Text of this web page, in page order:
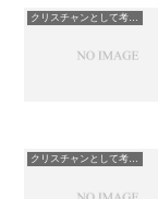
クリスチャンとして考えていること
クリスチャンとして考えていること